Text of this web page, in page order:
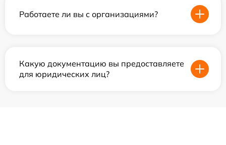
Работаете ли вы с организациями?
Какую документацию вы предоставляете
для юридических лиц?